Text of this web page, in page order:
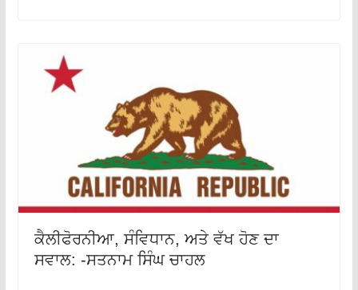
ਕੈਲੀਫੋਰਨੀਆ, ਸੰਵਿਧਾਨ, ਅਤੇ ਵੱਖ ਹੋਣ ਦਾ
ਸਵਾਲ: -ਸਤਨਾਮ ਸਿੰਘ ਚਾਹਲ